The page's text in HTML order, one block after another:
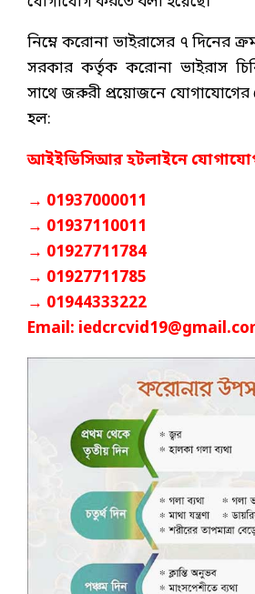
নিম্নে করোনা ভাইরাসের ৭ দিনের
সরকার কর্তৃক করোনা ভাইরাস
সাথে জরুরী প্রয়োজনে যোগাযোগের
হল:
আইইডিসিআর হটলাইনে
→ 01937000011
→ 01937110011
→ 01927711784
→ 01927711785
→ 01944333222
Email: